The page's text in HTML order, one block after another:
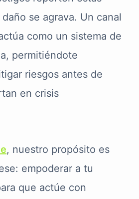
se agrava. Un canal
como un sistema de
permitiéndote
riesgos antes de
en crisis
, nuestro propósito es
empoderar a tu
que actúe con